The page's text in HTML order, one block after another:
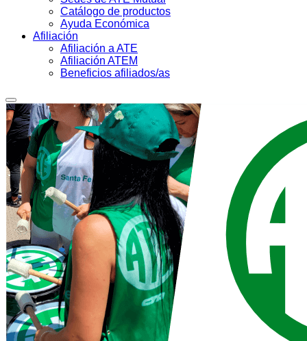
Catálogo de productos
Ayuda Económica
Afiliación
Afiliación a ATE
Afiliación ATEM
Beneficios afiliados/as